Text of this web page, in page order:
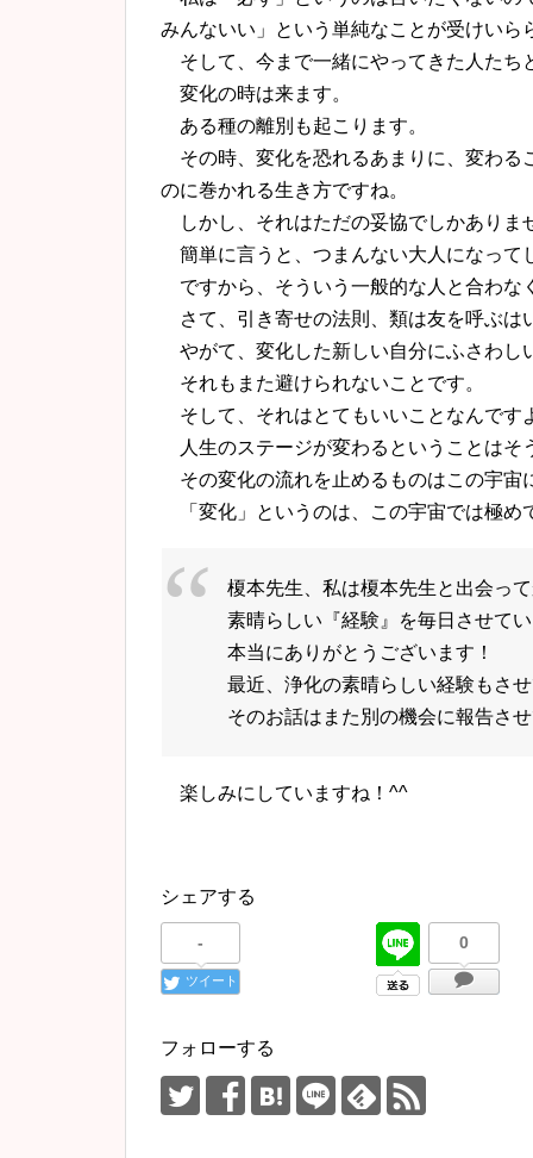
みんないい」という単純なことが受けい
そして、今まで一緒にやってきた人たち
変化の時は来ます。
ある種の離別も起こります。
その時、変化を恐れるあまりに、変わる
のに巻かれる生き方ですね。
しかし、それはただの妥協でしかありま
簡単に言うと、つまんない大人になって
ですから、そういう一般的な人と合わな
さて、引き寄せの法則、類は友を呼ぶは
やがて、変化した新しい自分にふさわし
それもまた避けられないことです。
そして、それはとてもいいことなんです
人生のステージが変わるということはそ
その変化の流れを止めるものはこの宇宙
「変化」というのは、この宇宙では極め
榎本先生、私は榎本先生と出会っ
素晴らしい『経験』を毎日させて
本当にありがとうございます！
最近、浄化の素晴らしい経験もさ
そのお話はまた別の機会に報告さ
楽しみにしていますね！^^
シェアする
-
ツイート
0
フォローする